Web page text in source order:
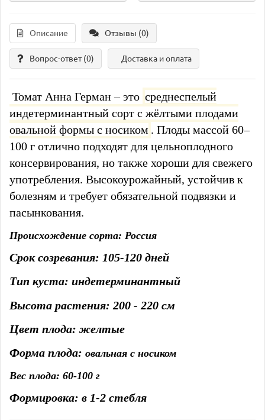
Описание Отзывы (0)
Вопрос-ответ(0) Доставка и оплата
Томат Анна Герман – это среднеспелый
индетерминантный сорт с жёлтыми плодами
овальной формы с носиком . Плоды массой 60–
100 г отлично подходят для цельноплодного
консервирования, но также хороши для свежего
употребления. Высокоурожайный, устойчив к
болезням и требует обязательной подвязки и
пасынкования.
Происхождение сорта: Россия
Срок созревания: 105-120 дней
Тип куста: индетерминантный
Высота растения: 200 - 220 см
Цвет плода: желтые
Форма плода: овальная с носиком
Вес плода: 60-100 г
Формировка: в 1-2 стебля